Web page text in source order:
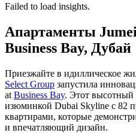
Failed to load insights.
Апартаменты
Business Bay, Дубай
Приезжайте в идиллическое
Select Group запустила
at Business Bay. Этот высотный
изюминкой Dubai Skyline с 82
квартирами, которые
и впечатляющий дизайн.